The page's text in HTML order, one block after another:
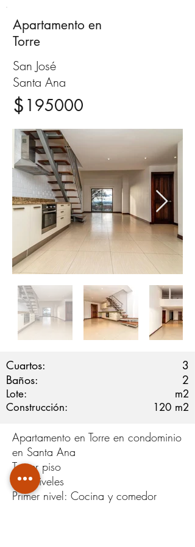
Apartamento en
Torre
San José
Santa Ana
$ 195000
Cuartos:
Baños:
Lote:
Construcción:
3
2
120
m2
m2
Apartamento en Torre en condominio
en Santa Ana
Tercer piso
Dos niveles
Primer nivel: Cocina y comedor